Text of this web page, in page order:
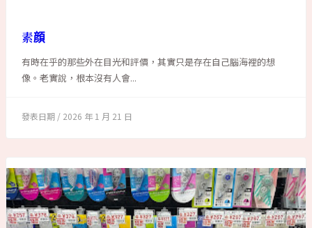
素顔
有時在乎的那些外在目光和評價，其實只是存在自己腦海裡的想
像。老實說，根本沒有人會...
2026 年 1 月 21 日